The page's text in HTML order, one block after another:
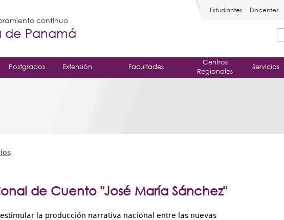
de
Estudiantes Docentes
continuo
de Panamá
Postgrados Extensión Facultades
Centros
Regionales
Servicios
de Cuento "José María Sánchez"
la producción narrativa nacional entre las nuevas